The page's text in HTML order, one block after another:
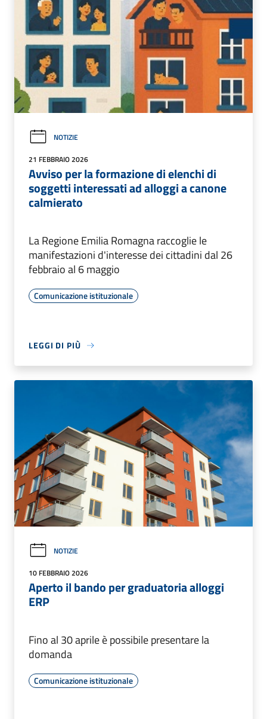
NOTIZIE
21 FEBBRAIO 2026
Avviso per la formazione di elenchi di
soggetti interessati ad alloggi a canone
calmierato
La Regione Emilia Romagna raccoglie le
manifestazioni d'interesse dei cittadini dal 26
febbraio al 6 maggio
Comunicazione istituzionale
LEGGI DI PIÙ
NOTIZIE
10 FEBBRAIO 2026
Aperto il bando per graduatoria alloggi
ERP
Fino al 30 aprile è possibile presentare la
domanda
Comunicazione istituzionale